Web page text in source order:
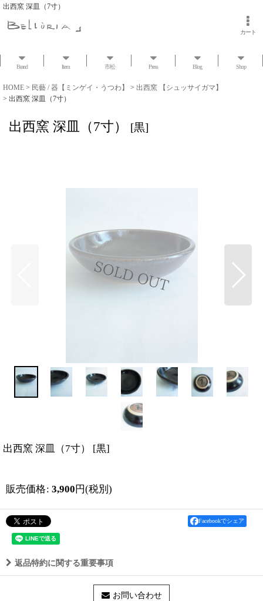
出西窯 深皿（7寸）
カート
Brand Item 市松 Press Blog Shop
HOME > 民藝 / 器【ミンゲイ・うつわ】 > 出西窯 【シュッサイガマ】
> 出西窯 深皿（7寸）
出西窯 深皿（7寸） [黒]
出西窯 深皿（7寸） [黒]
販売価格: 3,900 円(税別)
Facebookでシェア
返品特約に関する重要事項
お問い合わせ